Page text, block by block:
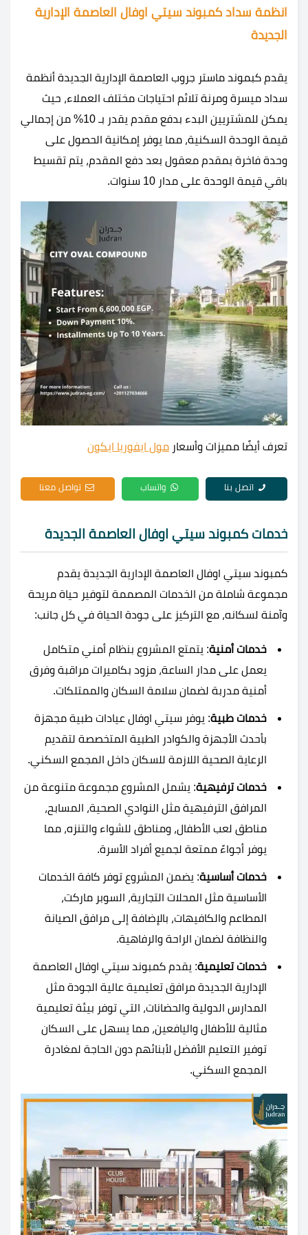
انظمة سداد كمبوند سيتي اوفال العاصمة الإدارية
الجديدة
يقدم كبموند ماستر جروب العاصمة الإدارية الجديدة أنظمة
سداد ميسرة ومرنة تلائم احتياجات مختلف العملاء، حيث
يمكن للمشتريين البدء بدفع مقدم يقدر بـ 10% من إجمالي
قيمة الوحدة السكنية، مما يوفر إمكانية الحصول على
وحدة فاخرة بمقدم معقول بعد دفع المقدم، يتم تقسيط
باقي قيمة الوحدة على مدار 10 سنوات.
تعرف أيضًا مميزات وأسعار مول ايفوريا ايكون
اتصل بنا واتساب تواصل معنا
خدمات كمبوند سيتي اوفال العاصمة الجديدة
كمبوند سيتي اوفال العاصمة الإدارية الجديدة يقدم
مجموعة شاملة من الخدمات المصممة لتوفير حياة مريحة
وآمنة لسكانه، مع التركيز على جودة الحياة في كل جانب:
خدمات أمنية: يتمتع المشروع بنظام أمني متكامل
يعمل على مدار الساعة، مزود بكاميرات مراقبة وفرق
أمنية مدربة لضمان سلامة السكان والممتلكات.
خدمات طبية: يوفر سيتي اوفال عيادات طبية مجهزة
بأحدث الأجهزة والكوادر الطبية المتخصصة لتقديم
الرعاية الصحية اللازمة للسكان داخل المجمع السكني.
خدمات ترفيهية: يشمل المشروع مجموعة متنوعة من
المرافق الترفيهية مثل النوادي الصحية، المسابح،
مناطق لعب الأطفال، ومناطق للشواء والتنزه، مما
يوفر أجواءً ممتعة لجميع أفراد الأسرة.
خدمات أساسية: يضمن المشروع توفر كافة الخدمات
الأساسية مثل المحلات التجارية، السوبر ماركت،
المطاعم والكافيهات، بالإضافة إلى مرافق الصيانة
والنظافة لضمان الراحة والرفاهية.
خدمات تعليمية: يقدم كمبوند سيتي اوفال العاصمة
الإدارية الجديدة مرافق تعليمية عالية الجودة مثل
المدارس الدولية والحضانات، التي توفر بيئة تعليمية
مثالية للأطفال واليافعين، مما يسهل على السكان
توفير التعليم الأفضل لأبنائهم دون الحاجة لمغادرة
المجمع السكني.